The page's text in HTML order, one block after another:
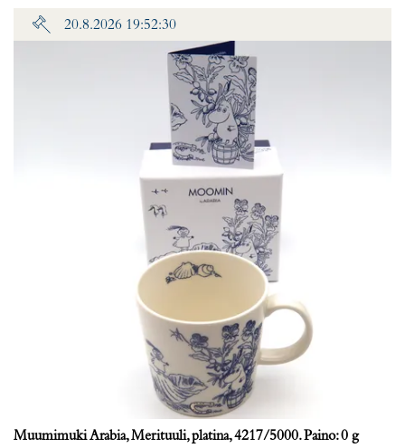
20.8.2026 19:52:30
Muumimuki Arabia, Merituuli, platina, 4217/5000. Paino: 0 g